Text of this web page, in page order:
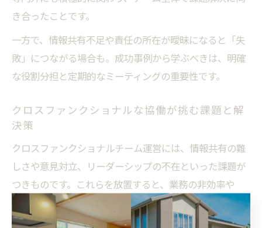
き合ったことです。
一方で、情報共有不足や責任の所在が曖昧になると「失
敗」につながる場合も。成功事例から学ぶべきは、明確
な役割分担と定期的なミーティングの重要性です。
クロスファンクショナルな協働が挑む課題と解
決策
クロスファンクショナルチーム運営には、情報共有の難
しさや意見対立、リーダーシップの不在といった課題が
つきものです。これらを放置すると、業務の非効率や
「クロスファンクショナル チーム 失敗」につながる恐れ
があります。